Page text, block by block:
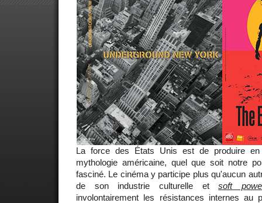
La force des États Unis est de produire
mythologie américaine, quel que soit notre
fasciné. Le cinéma y participe plus qu'aucun
de son industrie culturelle etsoft
involontairement les résistances internes au